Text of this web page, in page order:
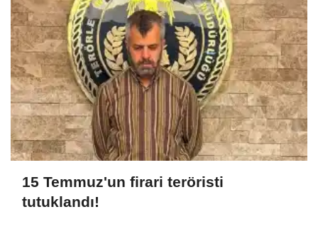
15 Temmuz'un firari teröristi
tutuklandı!